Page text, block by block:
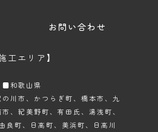
お問い合わせ
工エリア】
■和歌山県
の川市、かつらぎ町、橋本市、九
、紀美野町、有田氏、湯浅町、
良町、日高町、美浜町、日高川